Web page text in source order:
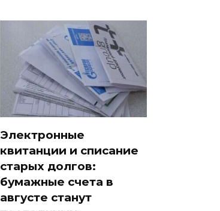
Электронные
квитанции и списание
старых долгов:
бумажные счета в
августе станут